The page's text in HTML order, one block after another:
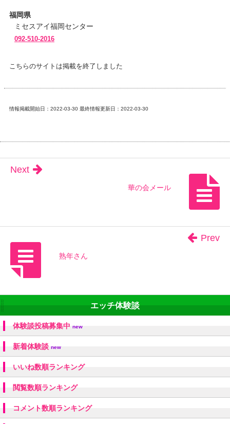
福岡県
ミセスアイ福岡センター
092-510-2016
こちらのサイトは掲載を終了しました
情報掲載開始日：2022-03-30 最終情報更新日：2022-03-30
華の会メール
Next
熟年さん
Prev
エッチ体験談
体験談投稿募集中 new
新着体験談 new
いいね数順ランキング
閲覧数順ランキング
コメント数順ランキング